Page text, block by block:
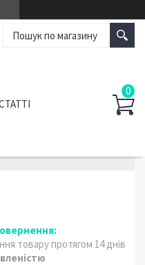
товару протягом 14 днів